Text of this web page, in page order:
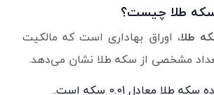
طلا چیست؟
طلا، اوراق بهاداری است که مالکیت
تعداد مشخصی از سکه طلا نشان می‌دهد.
معادل 0.01 سکه است.